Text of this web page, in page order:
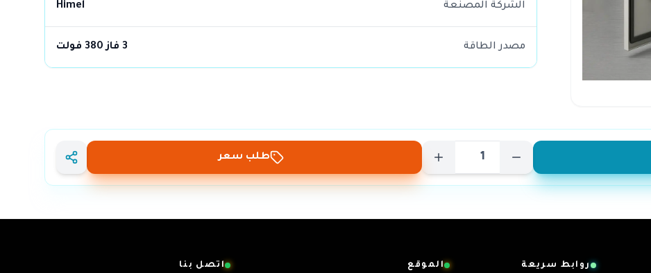
الشركة المصنعة Himel
مصدر الطاقة 3 فاز 380 فولت
طلب سعر
روابط سريعة الموقع اتصل بنا